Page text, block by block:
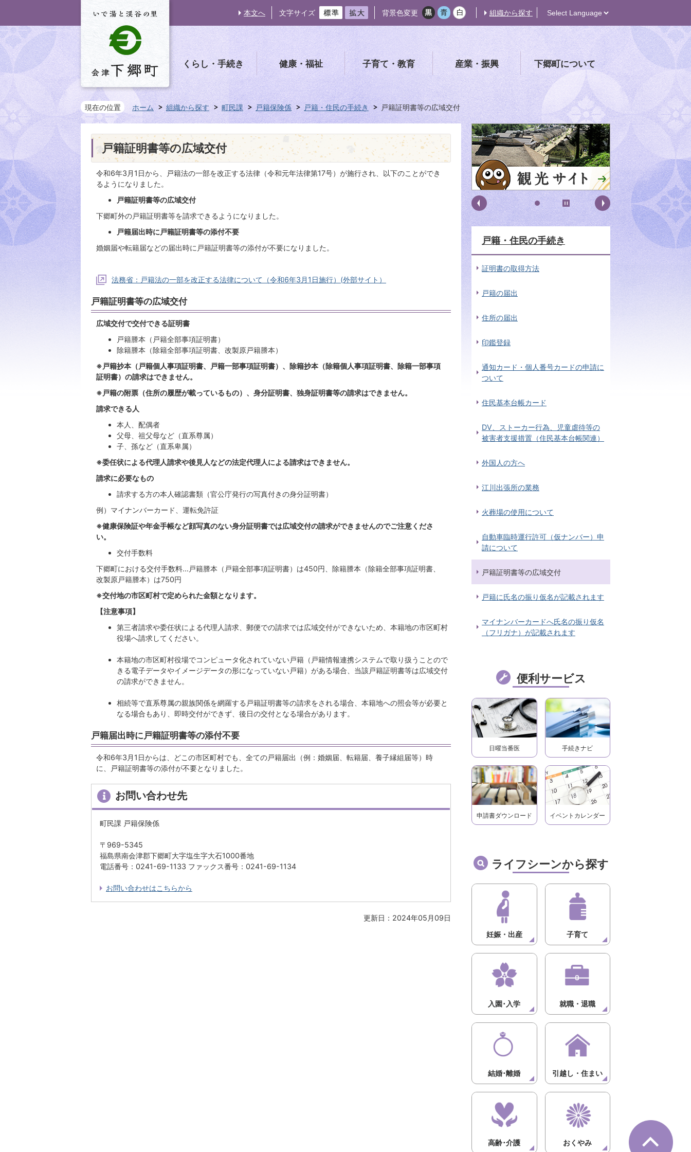
本文へ 文字サイズ 背景色変更 組織から探す
くらし・手続き 健康・福祉 子育て・教育 産業・振興 下郷町について
現在の位置 ホーム 組織から探す 町民課 戸籍保険係 戸籍・住民の手続き 戸籍証明書等の広域交付
戸籍証明書等の広域交付
令和6年3月1日から、戸籍法の一部を改正する法律（令和元年法律第17号）が施行され、以下のことができ
るようになりました。
戸籍証明書等の広域交付
下郷町外の戸籍証明書等を請求できるようになりました。
戸籍届出時に戸籍証明書等の添付不要
婚姻届や転籍届などの届出時に戸籍証明書等の添付が不要になりました。
法務省：戸籍法の一部を改正する法律について（令和6年3月1日施行）(外部サイト）
戸籍証明書等の広域交付
広域交付で交付できる証明書
戸籍謄本（戸籍全部事項証明書）
除籍謄本（除籍全部事項証明書、改製原戸籍謄本）
※戸籍抄本（戸籍個人事項証明書、戸籍一部事項証明書）、除籍抄本（除籍個人事項証明書、除籍一部事項
証明書）の請求はできません。
※戸籍の附票（住所の履歴が載っているもの）、身分証明書、独身証明書等の請求はできません。
請求できる人
本人、配偶者
父母、祖父母など（直系尊属）
子、孫など（直系卑属）
※委任状による代理人請求や後見人などの法定代理人による請求はできません。
請求に必要なもの
請求する方の本人確認書類（官公庁発行の写真付きの身分証明書）
例）マイナンバーカード、運転免許証
※健康保険証や年金手帳など顔写真のない身分証明書では広域交付の請求ができませんのでご注意くださ
い。
交付手数料
下郷町における交付手数料…戸籍謄本（戸籍全部事項証明書）は450円、除籍謄本（除籍全部事項証明書、
改製原戸籍謄本）は750円
※交付地の市区町村で定められた金額となります。
【注意事項】
第三者請求や委任状による代理人請求、郵便での請求では広域交付ができないため、本籍地の市区町村
役場へ請求してください。
本籍地の市区町村役場でコンピュータ化されていない戸籍（戸籍情報連携システムで取り扱うことので
きる電子データやイメージデータの形になっていない戸籍）がある場合、当該戸籍証明書等は広域交付
の請求ができません。
相続等で直系尊属の親族関係を網羅する戸籍証明書等の請求をされる場合、本籍地への照会等が必要と
なる場合もあり、即時交付ができず、後日の交付となる場合があります。
戸籍届出時に戸籍証明書等の添付不要
令和6年3月1日からは、どこの市区町村でも、全ての戸籍届出（例：婚姻届、転籍届、養子縁組届等）時
に、戸籍証明書等の添付が不要となりました。
お問い合わせ先
町民課 戸籍保険係
〒969-5345
福島県南会津郡下郷町大字塩生字大石1000番地
電話番号：0241-69-1133 ファックス番号：0241-69-1134
お問い合わせはこちらから
更新日：2024年05月09日
戸籍・住民の手続き
証明書の取得方法
戸籍の届出
住所の届出
印鑑登録
通知カード・個人番号カードの申請に
ついて
住民基本台帳カード
DV、ストーカー行為、児童虐待等の
被害者支援措置（住民基本台帳関連）
外国人の方へ
江川出張所の業務
火葬場の使用について
自動車臨時運行許可（仮ナンバー）申
請について
戸籍証明書等の広域交付
戸籍に氏名の振り仮名が記載されます
マイナンバーカードへ氏名の振り仮名
（フリガナ）が記載されます
便利サービス
日曜当番医 手続きナビ
申請書ダウンロード イベントカレンダー
ライフシーンから探す
妊娠・出産 子育て
入園･入学 就職・退職
結婚･離婚 引越し・住まい
高齢･介護 おくやみ